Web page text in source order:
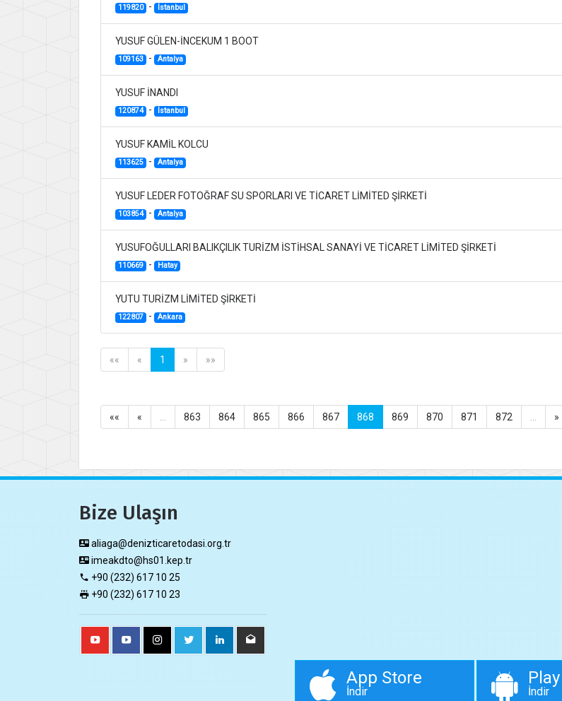
119820 - İstanbul
YUSUF GÜLEN-İNCEKUM 1 BOOT
109163 - Antalya
YUSUF İNANDI
120874 - İstanbul
YUSUF KAMİL KOLCU
113625 - Antalya
YUSUF LEDER FOTOĞRAF SU SPORLARI VE TİCARET LİMİTED ŞİRKETİ
103854 - Antalya
YUSUFOĞULLARI BALIKÇILIK TURİZM İSTİHSAL SANAYİ VE TİCARET LİMİTED ŞİRKETİ
110669 - Hatay
YUTU TURİZM LİMİTED ŞİRKETİ
122807 - Ankara
«« « 1 » »»
«« « … 863 864 865 866 867 868 869 870 871 872 … »
Bize Ulaşın
aliaga@denizticaretodasi.org.tr
imeakdto@hs01.kep.tr
+90 (232) 617 10 25
+90 (232) 617 10 23
App Store
İndir İndir